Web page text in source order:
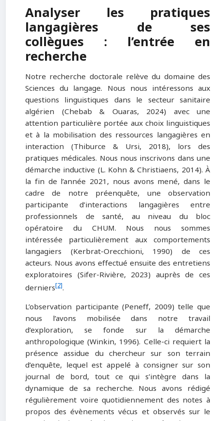
Analyser les pratiques
langagières de ses
collègues : l’entrée en
recherche
Notre recherche doctorale relève du domaine des
Sciences du langage. Nous nous intéressons aux
questions linguistiques dans le secteur sanitaire
algérien (Chebab & Ouaras, 2024) avec une
attention particulière portée aux choix linguistiques
et à la mobilisation des ressources langagières en
interaction (Thiburce & Ursi, 2018), lors des
pratiques médicales. Nous nous inscrivons dans une
démarche inductive (L. Kohn & Christiaens, 2014). À
la fin de l’année 2021, nous avons mené, dans le
cadre de notre préenquête, une observation
participante d’interactions langagières entre
professionnels de santé, au niveau du bloc
opératoire du CHUM. Nous nous sommes
intéressée particulièrement aux comportements
langagiers (Kerbrat-Orecchioni, 1990) de ces
acteurs. Nous avons effectué ensuite des entretiens
exploratoires (Sifer-Rivière, 2023) auprès de ces
derniers[2].
L’observation participante (Peneff, 2009) telle que
nous l’avons mobilisée dans notre travail
d’exploration, se fonde sur la démarche
anthropologique (Winkin, 1996). Celle-ci requiert la
présence assidue du chercheur sur son terrain
d’enquête, lequel est appelé à consigner sur son
journal de bord, tout ce qui s’intègre dans la
dynamique de sa recherche. Nous avons rédigé
régulièrement voire quotidiennement des notes à
propos des évènements vécus et observés sur le